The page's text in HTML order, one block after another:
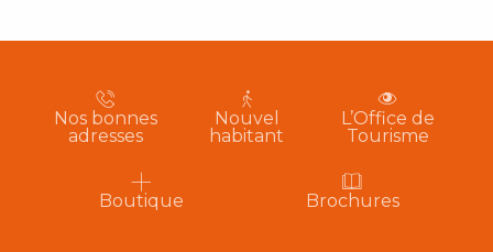
Nos bonnes
adresses
Nouvel
habitant
L’Office de
Tourisme
Boutique Brochures